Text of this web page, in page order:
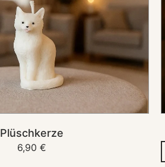
IN DEN KORB
Plüschkerze
Normaler
6,90 €